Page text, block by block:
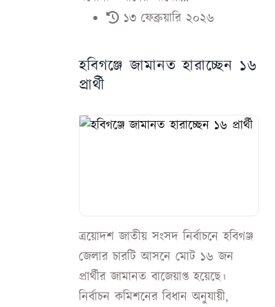
১৩ ফেব্রুয়ারি ২০২৬
হবিগঞ্জে জামানত হারাচ্ছেন ১৬
প্রার্থী
ত্রয়োদশ জাতীয় সংসদ নির্বাচনে হবিগঞ্জ
জেলার চারটি আসনে মোট ১৬ জন
প্রার্থীর জামানত বাজেয়াপ্ত হয়েছে।
নির্বাচন কমিশনের বিধান অনুযায়ী,